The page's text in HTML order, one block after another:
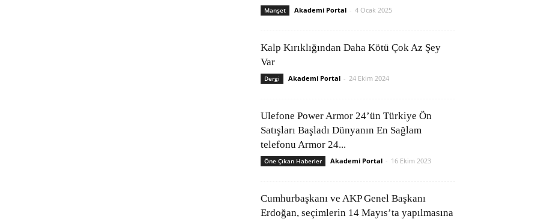
Manşet Akademi Portal - 4 Ocak 2025
Kalp Kırıklığından Daha Kötü Çok Az Şey
Var
Dergi Akademi Portal - 24 Ekim 2024
Ulefone Power Armor 24’ün Türkiye Ön
Satışları Başladı Dünyanın En Sağlam
telefonu Armor 24...
Öne Çıkan Haberler Akademi Portal - 16 Ekim 2023
Cumhurbaşkanı ve AKP Genel Başkanı
Erdoğan, seçimlerin 14 Mayıs’ta yapılmasına